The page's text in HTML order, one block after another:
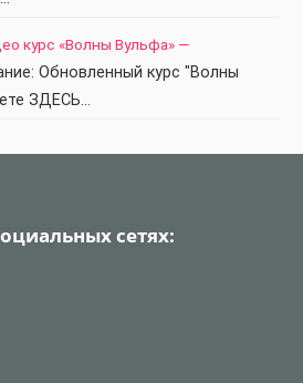
курс «Волны Вульфа» —
Обновленный курс "Волны
ЗДЕСЬ…
сетях: